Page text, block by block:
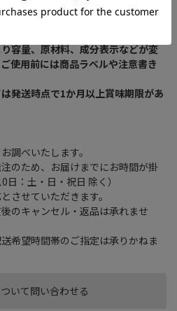
いて問い合わせる
告なくパッケージが変更になる場
ジが入り混じってお届けとなる場合
外での発送の場合がございます。
容量、原材料、成分表示などが変
使用前には商品ラベルや注意書き
発送時点で1か月以上賞味期限があ
調べいたします。
のため、お届けまでにお時間が掛
：土・日・祝日 除く）
させていただきます。
のキャンセル・返品は承れませ
希望時間帯のご指定は承りかねま